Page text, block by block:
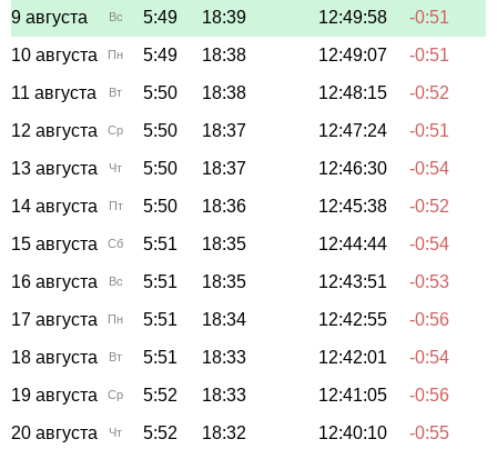
9 августа
Вс 5:49 18:39 12:49:58
-0:51
10 августа
Пн 5:49 18:38 12:49:07
-0:51
11 августа
Вт 5:50 18:38 12:48:15
-0:52
12 августа
Ср 5:50 18:37 12:47:24
-0:51
13 августа
Чт 5:50 18:37 12:46:30
-0:54
14 августа
Пт 5:50 18:36 12:45:38
-0:52
15 августа
Сб 5:51 18:35 12:44:44
-0:54
16 августа
Вс 5:51 18:35 12:43:51
-0:53
17 августа
Пн 5:51 18:34 12:42:55
-0:56
18 августа
Вт 5:51 18:33 12:42:01
-0:54
19 августа
Ср 5:52 18:33 12:41:05
-0:56
20 августа
Чт 5:52 18:32 12:40:10
-0:55